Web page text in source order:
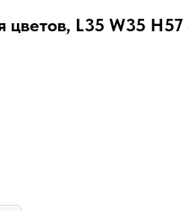
цветов, L35 W35 H57